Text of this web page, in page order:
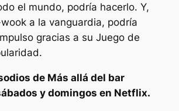
el mundo, podría hacerlo. Y,
a la vanguardia, podría
gracias a su Juego de
de Más allá del bar
y domingos en Netflix.